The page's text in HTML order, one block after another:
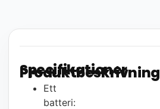
Produktbeskrivning
Ett
batteri:
Specifikationer